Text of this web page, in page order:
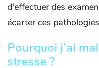
d'effectuer des
écarter ces
Pourquoi j’ai
stresse ?